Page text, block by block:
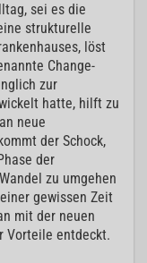
sei es die
strukturelle
löst
Change-
zur
hatte, hilft zu
neue
der Schock,
der
zu umgehen
gewissen Zeit
mit der neuen
Vorteile entdeckt.